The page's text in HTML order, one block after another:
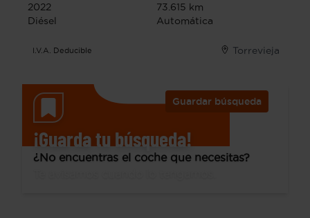
2022
73.615 km
Diésel
Automática
I.V.A. Deducible Torrevieja
Guardar búsqueda
¡Guarda tu búsqueda!
¿No encuentras el coche que necesitas?